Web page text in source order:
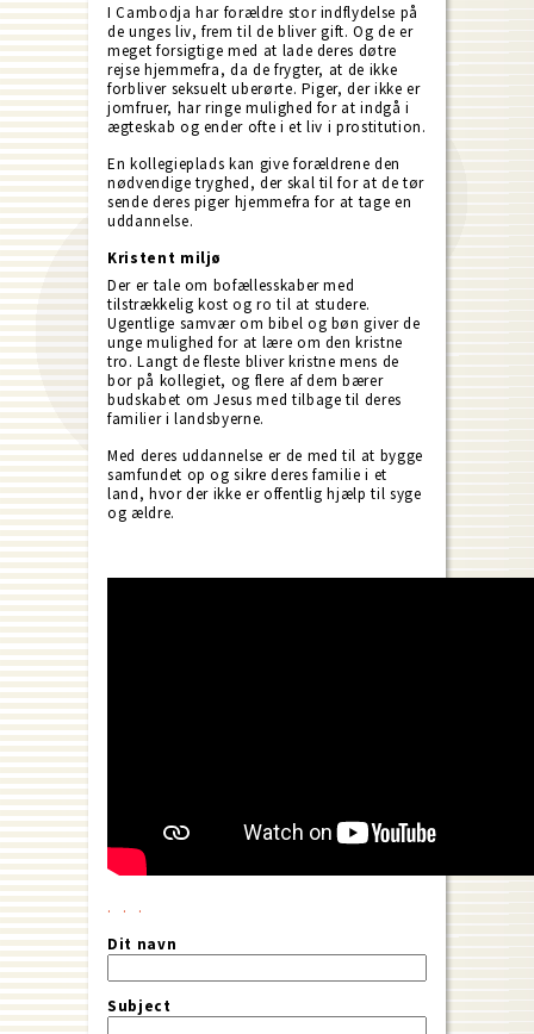
I Cambodja har forældre stor indflydelse på
de unges liv, frem til de bliver gift. Og de er
meget forsigtige med at lade deres døtre
rejse hjemmefra, da de frygter, at de ikke
forbliver seksuelt uberørte. Piger, der ikke er
jomfruer, har ringe mulighed for at indgå i
ægteskab og ender ofte i et liv i prostitution.
En kollegieplads kan give forældrene den
nødvendige tryghed, der skal til for at de tør
sende deres piger hjemmefra for at tage en
uddannelse.
Kristent miljø
Der er tale om bofællesskaber med
tilstrækkelig kost og ro til at studere.
Ugentlige samvær om bibel og bøn giver de
unge mulighed for at lære om den kristne
tro. Langt de fleste bliver kristne mens de
bor på kollegiet, og flere af dem bærer
budskabet om Jesus med tilbage til deres
familier i landsbyerne.
Med deres uddannelse er de med til at bygge
samfundet op og sikre deres familie i et
land, hvor der ikke er offentlig hjælp til syge
og ældre.
Dit navn
Subject